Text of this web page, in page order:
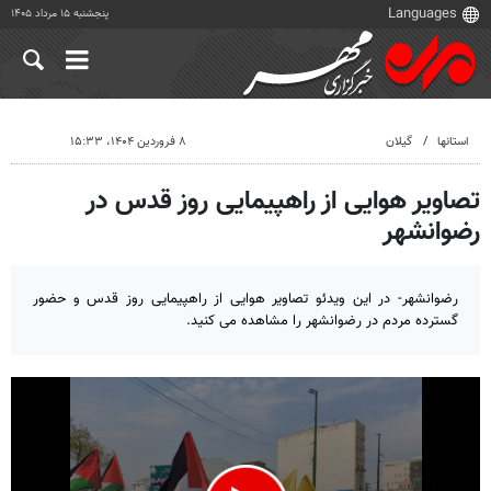
پنجشنبه ۱۵ مرداد ۱۴۰۵
استانها گیلان ۸ فروردین ۱۴۰۴، ۱۵:۳۳
تصاویر هوایی از راهپیمایی روز قدس در
رضوانشهر
رضوانشهر- در این ویدئو تصاویر هوایی از راهپیمایی روز قدس و حضور
گسترده مردم در رضوانشهر را مشاهده می کنید.